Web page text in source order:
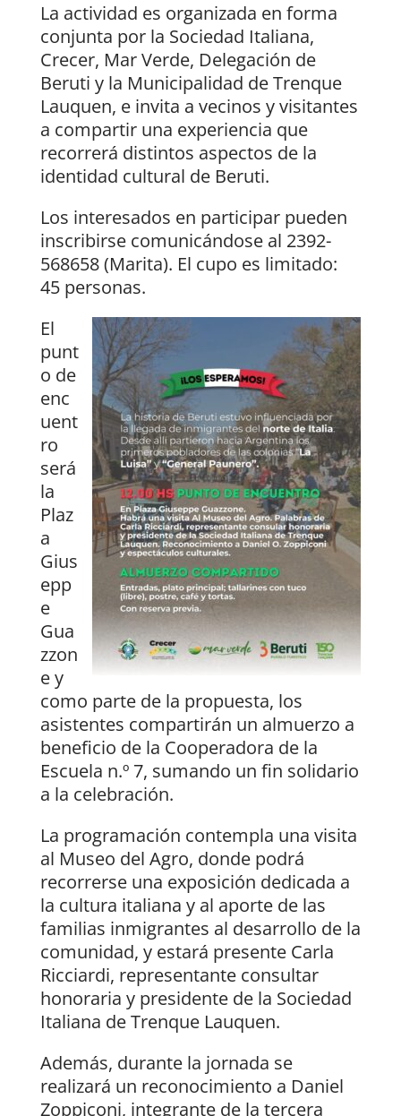
La actividad es organizada en forma
conjunta por la Sociedad Italiana,
Crecer, Mar Verde, Delegación de
Beruti y la Municipalidad de Trenque
Lauquen, e invita a vecinos y visitantes
a compartir una experiencia que
recorrerá distintos aspectos de la
identidad cultural de Beruti.
Los interesados en participar pueden
inscribirse comunicándose al 2392-
568658 (Marita). El cupo es limitado:
45 personas.
El
punt
o de
enc
uent
ro
será
la
Plaz
a
Gius
epp
e
Gua
zzon
e y
como parte de la propuesta, los
asistentes compartirán un almuerzo a
beneficio de la Cooperadora de la
Escuela n.º 7, sumando un fin solidario
a la celebración.
La programación contempla una visita
al Museo del Agro, donde podrá
recorrerse una exposición dedicada a
la cultura italiana y al aporte de las
familias inmigrantes al desarrollo de la
comunidad, y estará presente Carla
Ricciardi, representante consultar
honoraria y presidente de la Sociedad
Italiana de Trenque Lauquen.
Además, durante la jornada se
realizará un reconocimiento a Daniel
Zoppiconi, integrante de la tercera